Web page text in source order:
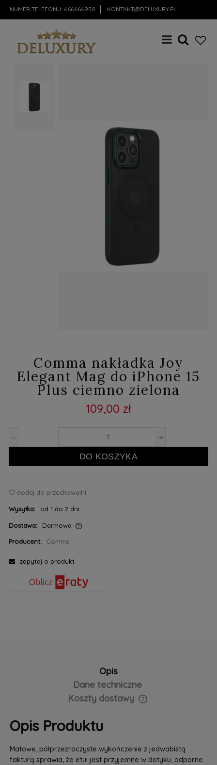
NUMER TELEFONU: 666666950 KONTAKT@DELUXURY.PL
Comma nakładka Joy
Elegant Mag do iPhone 15
Plus ciemno zielona
109,00 zł
- +
DO KOSZYKA
dodaj do przechowalni
Wysyłka: od 1 do 2 dni
Dostawa:
Darmowa
Producent:
Comma
zapytaj o produkt
Opis
Dane techniczne
Koszty dostawy
Cena nie zawiera ewentualnych kosztów płatności
Opis Produktu
Matowe, półprzezroczyste wykończenie z jedwabistą
fakturą sprawia, że etui jest przyjemne w dotyku, odporne